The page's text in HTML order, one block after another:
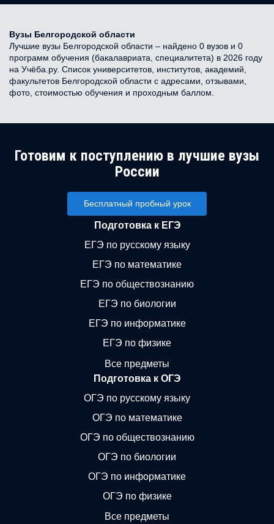
Вузы Белгородской области
Лучшие вузы Белгородской области – найдено 0 вузов и 0
программ обучения (бакалавриата, специалитета) в 2026 году
на Учёба.ру. Список университетов, институтов, академий,
факультетов Белгородской области с адресами, отзывами,
фото, стоимостью обучения и проходным баллом.
Готовим к поступлению в лучшие вузы
России
Бесплатный пробный урок
Подготовка к ЕГЭ
ЕГЭ по русскому языку
ЕГЭ по математике
ЕГЭ по обществознанию
ЕГЭ по биологии
ЕГЭ по информатике
ЕГЭ по физике
Все предметы
Подготовка к ОГЭ
ОГЭ по русскому языку
ОГЭ по математике
ОГЭ по обществознанию
ОГЭ по биологии
ОГЭ по информатике
ОГЭ по физике
Все предметы